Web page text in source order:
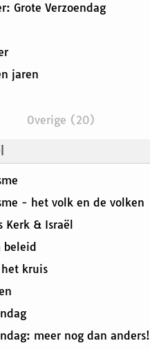
Grote Verzoendag
jaren
Overige (20)
- het volk en de volken
Kerk & Israël
beleid
kruis
meer nog dan anders!